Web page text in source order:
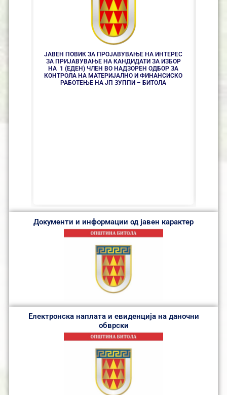
ЈАВЕН ПОВИК ЗА ПРОЈАВУВАЊЕ НА ИНТЕРЕС
ЗА ПРИЈАВУВАЊЕ НА КАНДИДАТИ ЗА ИЗБОР
НА 1 (ЕДЕН) ЧЛЕН ВО НАДЗОРЕН ОДБОР ЗА
КОНТРОЛА НА МАТЕРИЈАЛНО И ФИНАНСИСКО
РАБОТЕЊЕ НА ЈП ЗУППИ – БИТОЛА
Документи и информации од јавен карактер
Електронска наплата и евиденција на даночни
обврски